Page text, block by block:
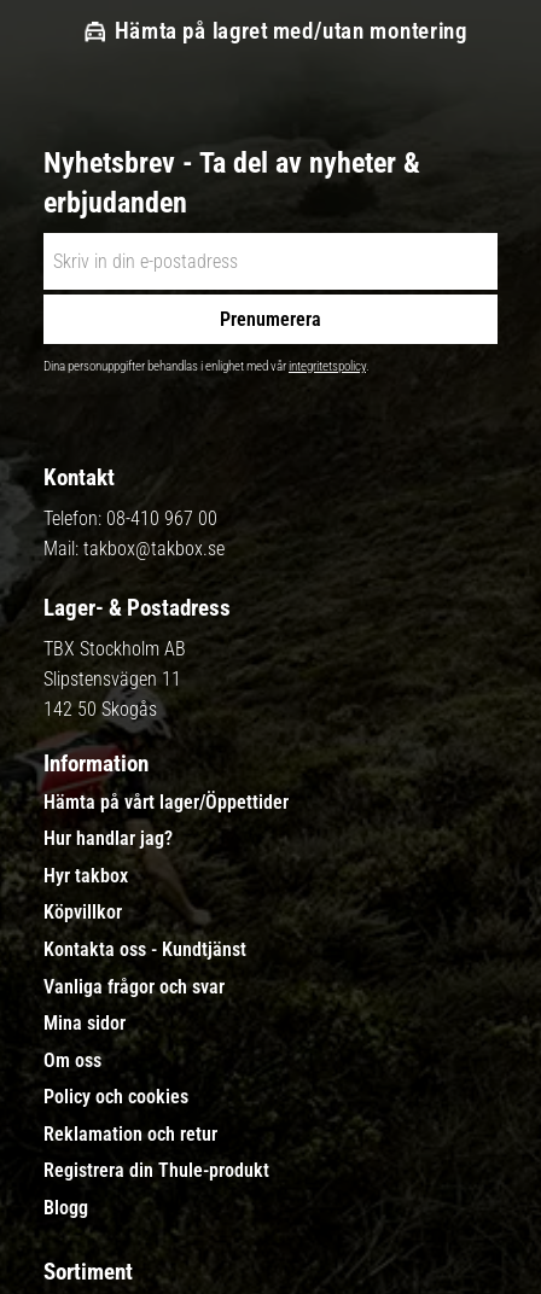
Hämta på lagret med/utan montering
Nyhetsbrev - Ta del av nyheter &
erbjudanden
Prenumerera
Dina personuppgifter behandlas i enlighet med vårintegritetspolicy.
Kontakt
Telefon: 08-410 967 00
Mail: takbox@takbox.se
Lager- & Postadress
TBX Stockholm AB
Slipstensvägen 11
142 50 Skogås
Information
Hämta på vårt lager/Öppettider
Hur handlar jag?
Hyr takbox
Köpvillkor
Kontakta oss - Kundtjänst
Vanliga frågor och svar
Mina sidor
Om oss
Policy och cookies
Reklamation och retur
Registrera din Thule-produkt
Blogg
Sortiment